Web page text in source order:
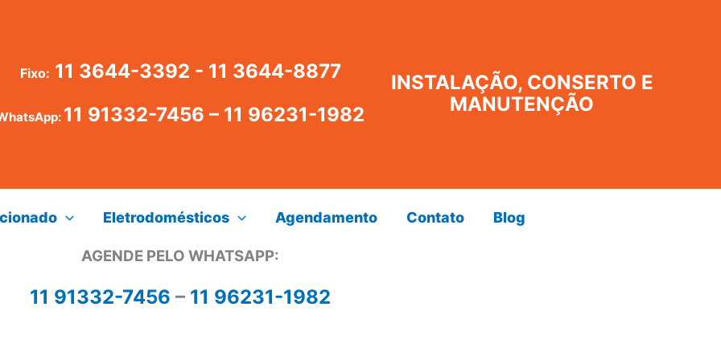
Fixo: 11 3644-3392 - 11 3644-8877
11 91332-7456 – 11 96231-1982
INSTALAÇÃO, CONSERTO E
MANUTENÇÃO
Eletrodomésticos Agendamento Contato Blog
AGENDE PELO WHATSAPP:
11 91332-7456 – 11 96231-1982